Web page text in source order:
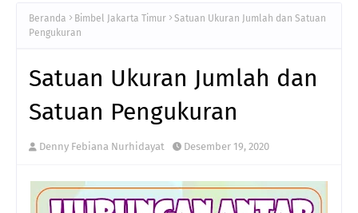
Beranda Bimbel Jakarta Timur
Satuan Ukuran Jumlah dan Satuan
Pengukuran
Satuan Ukuran Jumlah dan
Satuan Pengukuran
Denny Febiana Nurhidayat Desember 19, 2020